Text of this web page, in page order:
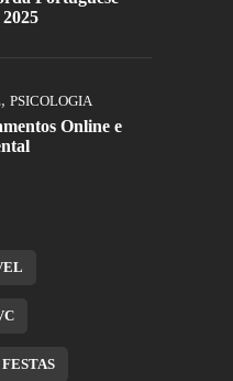
, PSICOLOGIA
Online e